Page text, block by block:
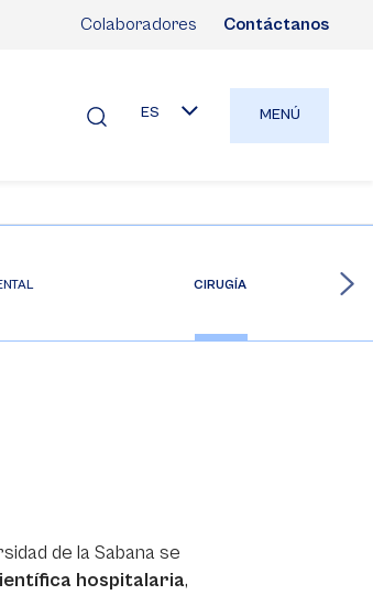
Colaboradores Contáctanos
ES MENÚ
CIRUGÍA
de la Sabana se
hospitalaria,